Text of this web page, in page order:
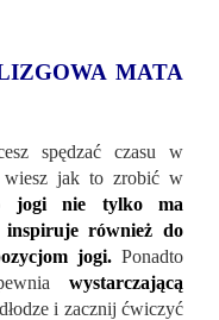
MATA
spędzać czasu w
wiesz jak to zrobić w
jogi nie tylko ma
inspiruje również do
jogi. Ponadto
wystarczającą
i zacznij ćwiczyć